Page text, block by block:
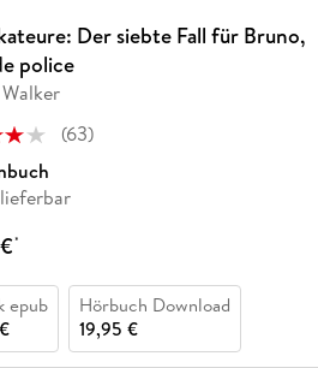
Der siebte Fall für Bruno,
police
(63)
*
epub
Hörbuch Download
19,95 €